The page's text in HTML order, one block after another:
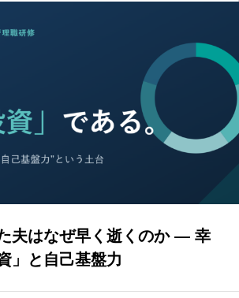
成について
夫はなぜ早く逝くのか ― 幸
」と自己基盤力